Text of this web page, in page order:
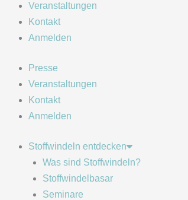
Veranstaltungen
Kontakt
Anmelden
Presse
Veranstaltungen
Kontakt
Anmelden
Stoffwindeln entdecken
Was sind Stoffwindeln?
Stoffwindelbasar
Seminare